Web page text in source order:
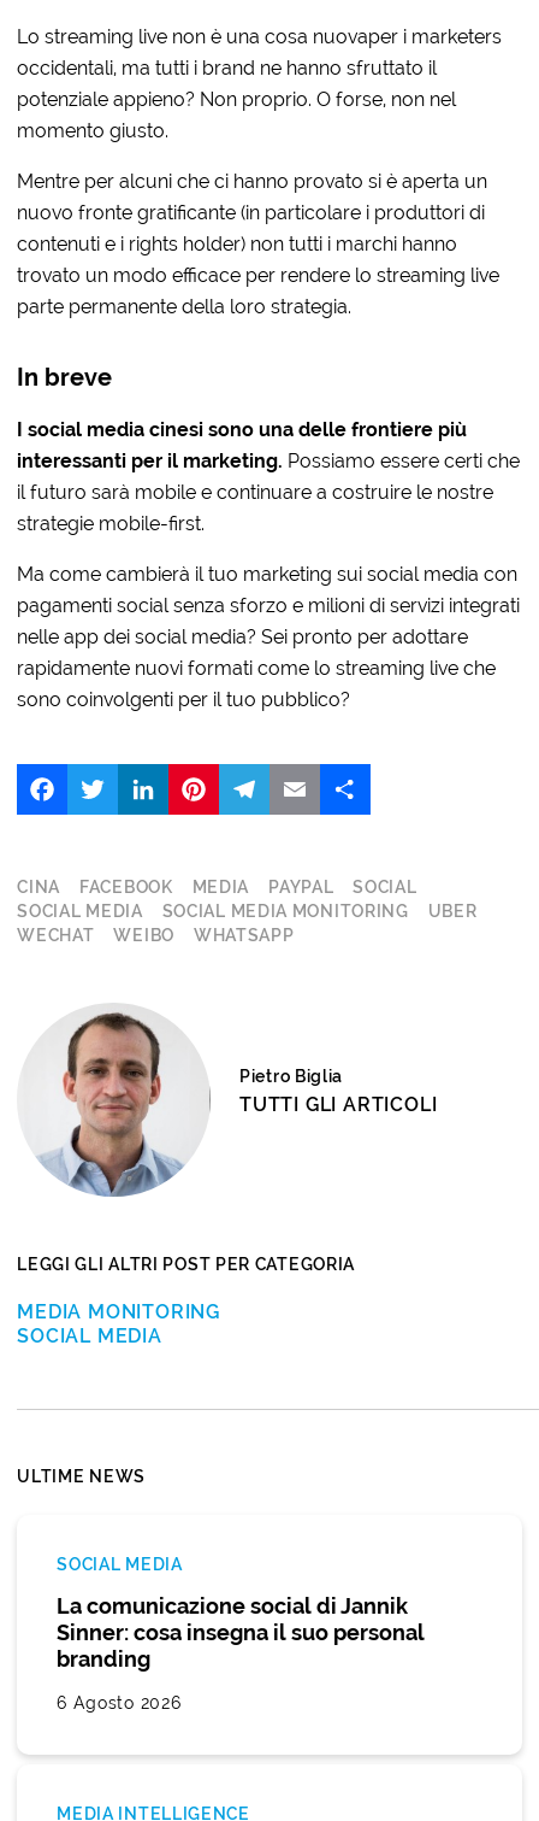
Lo streaming live non è una cosa nuovaper i marketers
occidentali, ma tutti i brand ne hanno sfruttato il
potenziale appieno? Non proprio. O forse, non nel
momento giusto.
Mentre per alcuni che ci hanno provato si è aperta un
nuovo fronte gratificante (in particolare i produttori di
contenuti e i rights holder) non tutti i marchi hanno
trovato un modo efficace per rendere lo streaming live
parte permanente della loro strategia.
In breve
I social media cinesi sono una delle frontiere più
interessanti per il marketing. Possiamo essere certi che
il futuro sarà mobile e continuare a costruire le nostre
strategie mobile-first.
Ma come cambierà il tuo marketing sui social media con
pagamenti social senza sforzo e milioni di servizi integrati
nelle app dei social media? Sei pronto per adottare
rapidamente nuovi formati come lo streaming live che
sono coinvolgenti per il tuo pubblico?
FacebookTwitter LinkedIn
CINA FACEBOOK MEDIA PAYPAL
SOCIAL
SOCIAL MEDIA
SOCIAL MEDIA MONITORING
UBER
WECHAT
WEIBO WHATSAPP
Pietro Biglia
TUTTI GLI ARTICOLI
LEGGI GLI ALTRI POST PER CATEGORIA
MEDIA MONITORING
SOCIAL MEDIA
ULTIME NEWS
SOCIAL MEDIA
La comunicazione social di Jannik
Sinner: cosa insegna il suo personal
branding
6 Agosto 2026
MEDIA INTELLIGENCE